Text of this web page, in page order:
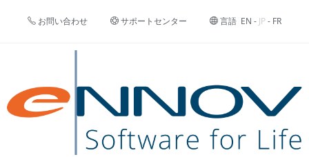
お問い合わせ サポートセンター 言語 EN - JP- FR